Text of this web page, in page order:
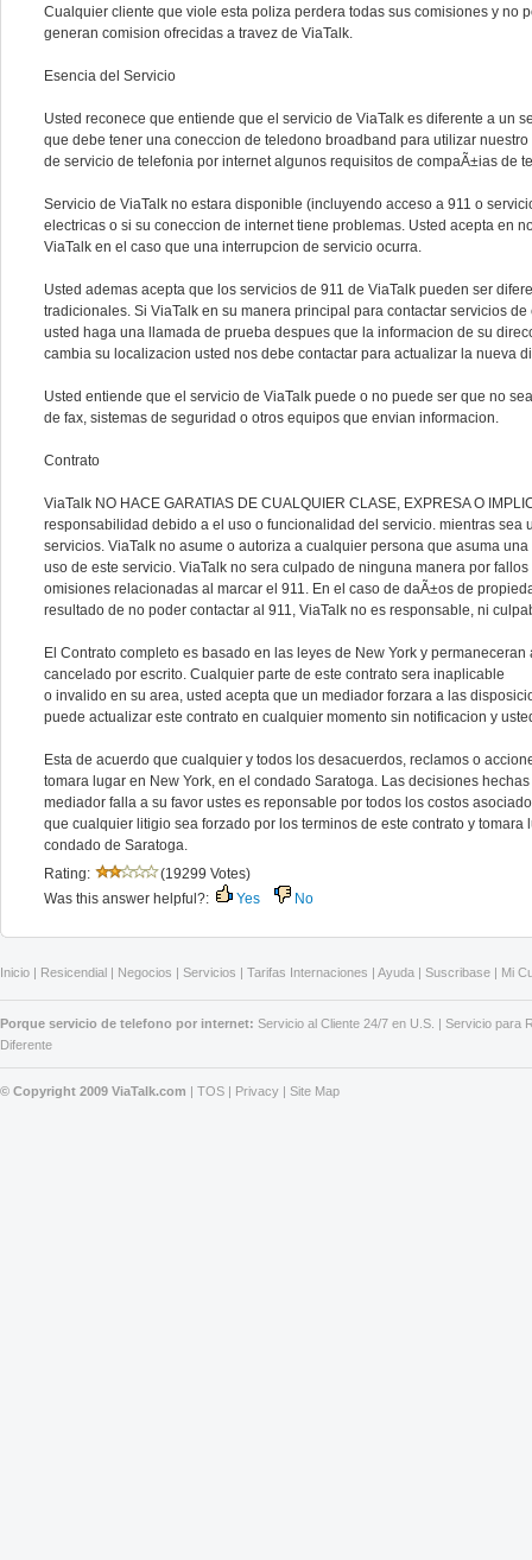
Cualquier cliente que viole esta poliza perdera todas sus comisiones y no
generan comision ofrecidas a travez de ViaTalk.
Esencia del Servicio
Usted reconece que entiende que el servicio de ViaTalk es diferente a un
que debe tener una coneccion de teledono broadband para utilizar
de servicio de telefonia por internet algunos requisitos de compaÃ±ias de
Servicio de ViaTalk no estara disponible (incluyendo acceso a 911 o
electricas o si su coneccion de internet tiene problemas. Usted acepta en
ViaTalk en el caso que una interrupcion de servicio ocurra.
Usted ademas acepta que los servicios de 911 de ViaTalk pueden ser
tradicionales. Si ViaTalk en su manera principal para contactar servicios
usted haga una llamada de prueba despues que la informacion de su
cambia su localizacion usted nos debe contactar para actualizar la nueva
Usted entiende que el servicio de ViaTalk puede o no puede ser que no
de fax, sistemas de seguridad o otros equipos que envian informacion.
Contrato
ViaTalk NO HACE GARATIAS DE CUALQUIER CLASE, EXPRESA O
responsabilidad debido a el uso o funcionalidad del servicio. mientras sea
servicios. ViaTalk no asume o autoriza a cualquier persona que asuma
uso de este servicio. ViaTalk no sera culpado de ninguna manera por
omisiones relacionadas al marcar el 911. En el caso de daÃ±os de
resultado de no poder contactar al 911, ViaTalk no es responsable, ni
El Contrato completo es basado en las leyes de New York y
cancelado por escrito. Cualquier parte de este contrato sera inaplicable
o invalido en su area, usted acepta que un mediador forzara a las
puede actualizar este contrato en cualquier momento sin notificacion y
Esta de acuerdo que cualquier y todos los desacuerdos, reclamos o
tomara lugar en New York, en el condado Saratoga. Las decisiones
mediador falla a su favor ustes es reponsable por todos los costos
que cualquier litigio sea forzado por los terminos de este contrato y
condado de Saratoga.
Rating:
(19299 Votes)
Was this answer helpful?:
Yes No
Inicio | Resicendial | Negocios | Servicios | Tarifas Internaciones | Ayuda | Suscribase | Mi
Porque servicio de telefono por internet: Servicio al Cliente 24/7 en U.S. | Servicio para
Diferente
© Copyright 2009 ViaTalk.com | TOS | Privacy | Site Map